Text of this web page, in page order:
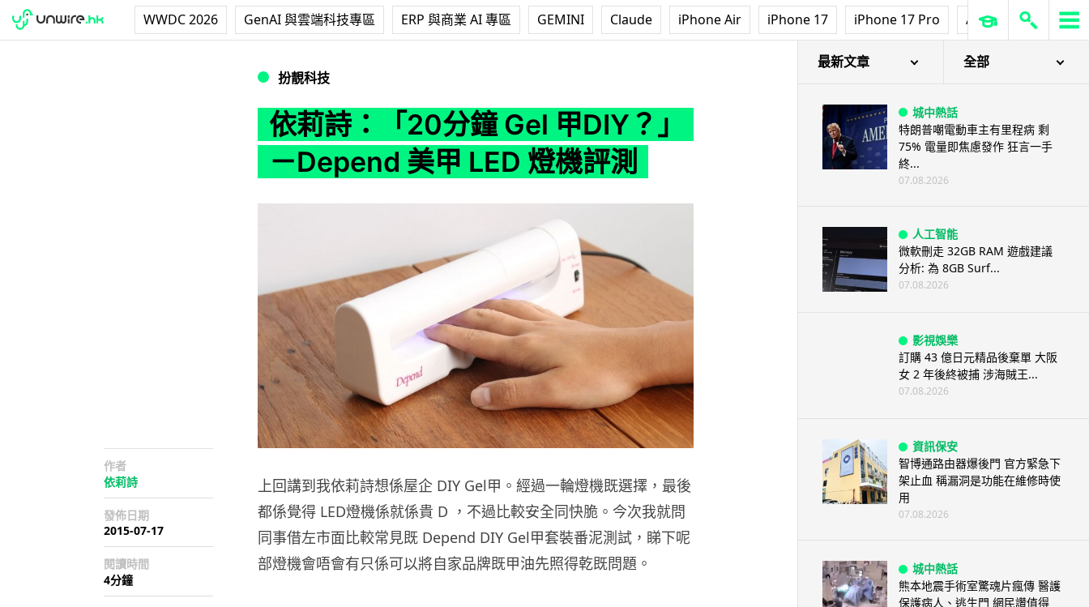
WWDC 2026 GenAI 與雲端科技專區 ERP 與商業 AI 專區 GEMINI Claude iPhone Air iPhone 17 iPhone 17 Pro AirPods Pro 3
扮靚科技
依莉詩：「20分鐘 Gel 甲DIY？」
－Depend 美甲 LED 燈機評測
作者
依莉詩
發佈日期
2015-07-17
閱讀時間
4分鐘
上回講到我依莉詩想係屋企 DIY Gel甲。經過一輪燈機既選擇，最後
都係覺得 LED燈機係就係貴 D ，不過比較安全同快脆。今次我就問
同事借左市面比較常見既 Depend DIY Gel甲套裝番泥測試，睇下呢
部燈機會唔會有只係可以將自家品牌既甲油先照得乾既問題。
最新文章 全部
城中熱話
特朗普嘲電動車主有里程病 剩
75% 電量即焦慮發作 狂言一手
終...
07.08.2026
人工智能
微軟刪走 32GB RAM 遊戲建議
分析: 為 8GB Surf...
07.08.2026
影視娛樂
訂購 43 億日元精品後棄單 大阪
女 2 年後終被捕 涉海賊王...
07.08.2026
資訊保安
智博通路由器爆後門 官方緊急下
架止血 稱漏洞是功能在維修時使
用
07.08.2026
城中熱話
熊本地震手術室驚魂片瘋傳 醫護
保護病人、逃生門 網民讚值得